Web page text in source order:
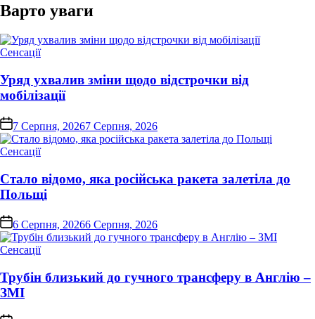
Варто уваги
Опублікувати
Сенсації
Уряд ухвалив зміни щодо відстрочки від
мобілізації
on 7 Серпня, 20267 Серпня, 2026
Опублікувати
Сенсації
Стало відомо, яка російська ракета залетіла до
Польщі
on6 Серпня, 20266 Серпня, 2026
Опублікувати
Сенсації
Трубін близький до гучного трансферу в Англію –
ЗМІ